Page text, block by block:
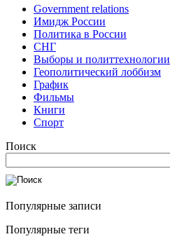
Government relations
Имидж России
Политика в России
СНГ
Выборы и политтехнологии
Геополитический лоббизм
График
Фильмы
Книги
Спорт
Поиск
Популярные записи
Популярные теги